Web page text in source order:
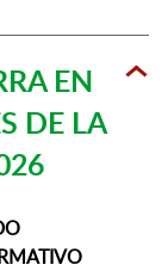
EN
DE LA